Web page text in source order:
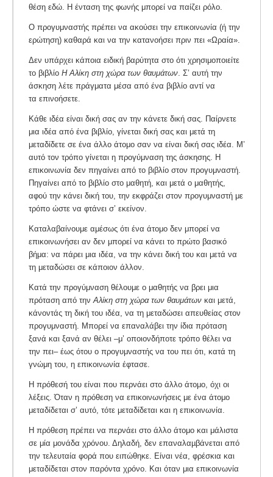
θέση εδώ. Η ένταση της φωνής μπορεί να παίζει ρόλο.
Ο προγυμναστής πρέπει να ακούσει την επικοινωνία (ή την
ερώτηση) καθαρά και να την κατανοήσει πριν πει «Ωραία».
Δεν υπάρχει κάποια ειδική βαρύτητα στο ότι χρησιμοποιείτε
το βιβλίο Η Αλίκη στη χώρα των θαυμάτων. Σ’ αυτή την
άσκηση λέτε πράγματα μέσα από ένα βιβλίο αντί να
τα επινοήσετε.
Κάθε ιδέα είναι δική σας αν την κάνετε δική σας. Παίρνετε
μια ιδέα από ένα βιβλίο, γίνεται δική σας και μετά τη
μεταδίδετε σε ένα άλλο άτομο σαν να είναι δική σας ιδέα. Μ’
αυτό τον τρόπο γίνεται η προγύμναση της άσκησης. Η
επικοινωνία δεν πηγαίνει από το βιβλίο στον προγυμναστή.
Πηγαίνει από το βιβλίο στο μαθητή, και μετά ο μαθητής,
αφού την κάνει δική του, την εκφράζει στον προγυμναστή με
τρόπο ώστε να φτάνει σ’ εκείνον.
Καταλαβαίνουμε αμέσως ότι ένα άτομο δεν μπορεί να
επικοινωνήσει αν δεν μπορεί να κάνει το πρώτο βασικό
βήμα: να πάρει μια ιδέα, να την κάνει δική του και μετά να
τη μεταδώσει σε κάποιον άλλον.
Κατά την προγύμναση θέλουμε ο μαθητής να βρει μια
πρόταση από την Αλίκη στη χώρα των θαυμάτων και μετά,
κάνοντάς τη δική του ιδέα, να τη μεταδώσει απευθείας στον
προγυμναστή. Μπορεί να επαναλάβει την ίδια πρόταση
ξανά και ξανά αν θέλει –μ’ οποιονδήποτε τρόπο θέλει να
την πει– έως ότου ο προγυμναστής να του πει ότι, κατά τη
γνώμη του, η επικοινωνία έφτασε.
Η πρόθεσή του είναι που περνάει στο άλλο άτομο, όχι οι
λέξεις. Όταν η πρόθεση να επικοινωνήσεις με ένα άτομο
μεταδίδεται σ’ αυτό, τότε μεταδίδεται και η επικοινωνία.
Η πρόθεση πρέπει να περνάει στο άλλο άτομο και μάλιστα
σε μία μονάδα χρόνου. Δηλαδή, δεν επαναλαµβάνεται από
την τελευταία φορά που ειπώθηκε. Είναι νέα, φρέσκια και
μεταδίδεται στον παρόντα χρόνο. Και όταν μια επικοινωνία